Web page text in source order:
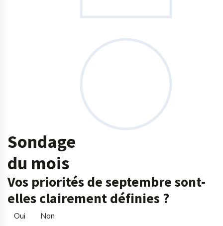
Sondage
du mois
Vos priorités de septembre sont-
elles clairement définies ?
Oui
Non